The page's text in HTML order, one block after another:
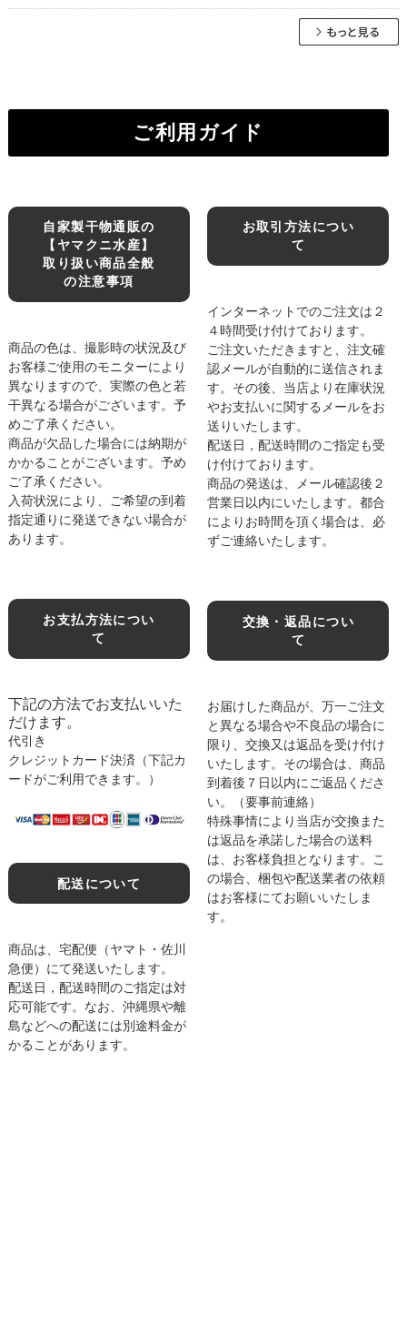
ご利用ガイド
自家製干物通販の
【ヤマクニ水産】
取り扱い商品全般
の注意事項
商品の色は、撮影時の状況及び
お客様ご使用のモニターにより
異なりますので、実際の色と若
干異なる場合がございます。予
めご了承ください。
商品が欠品した場合には納期が
かかることがございます。予め
ご了承ください。
入荷状況により、ご希望の到着
指定通りに発送できない場合が
あります。
お支払方法につい
て
下記の方法でお支払いいた
だけます。
代引き
クレジットカード決済（下記カ
ードがご利用できます。）
配送について
商品は、宅配便（ヤマト・佐川
急便）にて発送いたします。
配送日，配送時間のご指定は対
応可能です。なお、沖縄県や離
島などへの配送には別途料金が
かることがあります。
お取引方法につい
て
インターネットでのご注文は２
４時間受け付けております。
ご注文いただきますと、注文確
認メールが自動的に送信されま
す。その後、当店より在庫状況
やお支払いに関するメールをお
送りいたします。
配送日，配送時間のご指定も受
け付けております。
商品の発送は、メール確認後２
営業日以内にいたします。都合
によりお時間を頂く場合は、必
ずご連絡いたします。
交換・返品につい
て
お届けした商品が、万一ご注文
と異なる場合や不良品の場合に
限り、交換又は返品を受け付け
いたします。その場合は、商品
到着後７日以内にご返品くださ
い。（要事前連絡）
特殊事情により当店が交換また
は返品を承諾した場合の送料
は、お客様負担となります。こ
の場合、梱包や配送業者の依頼
はお客様にてお願いいたしま
す。